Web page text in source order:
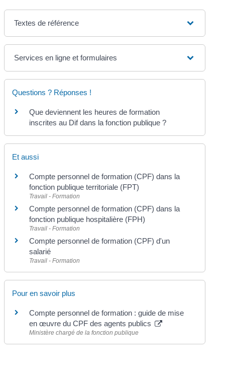
Textes de référence
Services en ligne et formulaires
Questions ? Réponses !
Que deviennent les heures de formation
inscrites au Dif dans la fonction publique ?
Et aussi
Compte personnel de formation (CPF) dans la
fonction publique territoriale (FPT)
Travail - Formation
Compte personnel de formation (CPF) dans la
fonction publique hospitalière (FPH)
Travail - Formation
Compte personnel de formation (CPF) d'un
salarié
Travail - Formation
Pour en savoir plus
Compte personnel de formation : guide de mise
en œuvre du CPF des agents publics
Ministère chargé de la fonction publique